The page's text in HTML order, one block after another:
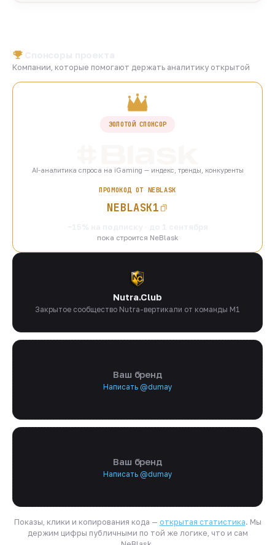
Компании, которые помогают держать аналитику открытой
ЗОЛОТОЙ СПОНСОР
AI-аналитика спроса на iGaming — индекс, тренды, конкуренты
ПРОМОКОД ОТ NEBLASK
NEBLASK1
пока строится NeBlask
Nutra.Club
Закрытое сообщество Nutra-вертикали от команды M1
Ваш бренд
Написать @dumay
Ваш бренд
Написать @dumay
Показы, клики и копирования кода — открытая статистика. Мы
держим цифры публичными по той же логике, что и сам